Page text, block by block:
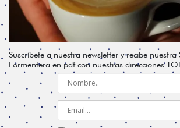
Suscríbete a nuestra newsletter y recibe nuestra
Formentera en pdf con nuestras direcciones